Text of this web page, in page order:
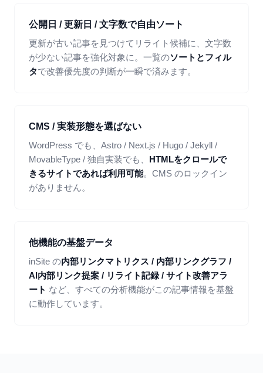
公開日 / 更新日 / 文字数で自由ソート
更新が古い記事を見つけてリライト候補に、文字数
が少ない記事を強化対象に。一覧のソートとフィル
タで改善優先度の判断が一瞬で済みます。
CMS / 実装形態を選ばない
WordPress でも、Astro / Next.js / Hugo / Jekyll /
MovableType / 独自実装でも、 HTMLをクロールで
きるサイトであれば利用可能。CMS のロックイン
がありません。
他機能の基盤データ
inSite の内部リンクマトリクス / 内部リンクグラフ /
AI内部リンク提案 / リライト記録 / サイト改善アラ
ート など、すべての分析機能がこの記事情報を基盤
に動作しています。